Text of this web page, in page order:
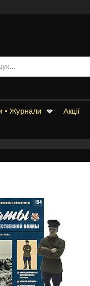
• Журнали Акції